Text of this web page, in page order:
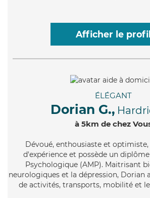
Afficher le profil
ÉLÉGANT
Dorian G.,
à 5km de chez
Dévoué, enthousiaste et optimiste,
d'expérience et possède un
Psychologique (AMP). Maitrisant
neurologiques et la dépression, Dorian
de activités, transports, mobilité et